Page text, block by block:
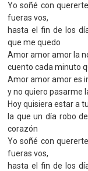
Yo soñé con
fueras vos,
hasta el fin de los
que me quedo
Amor amor amor la
cuento cada minuto
Amor amor amor es
y no quiero pasarme
Hoy quisiera estar a
la que un día robo
corazón
Yo soñé con
fueras vos,
hasta el fin de los